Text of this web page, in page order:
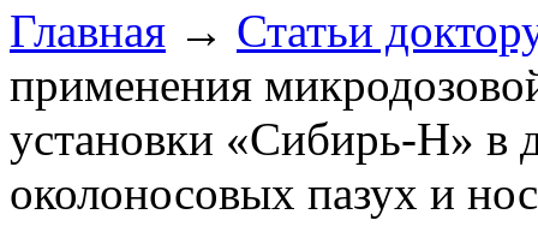
Главная → Статьи
применения
установки «Сибирь-Н» в
околоносовых пазух и